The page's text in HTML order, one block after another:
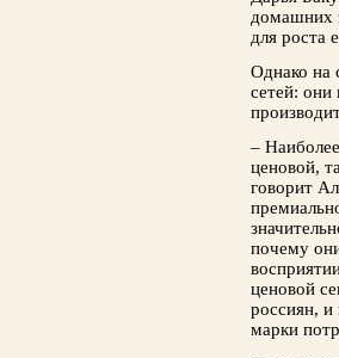
домашних
для роста
Однако на
сетей: они
–
ценовой,
говорит
почему
ценовой
россиян, и
марки